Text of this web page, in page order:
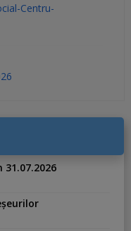
Centru-